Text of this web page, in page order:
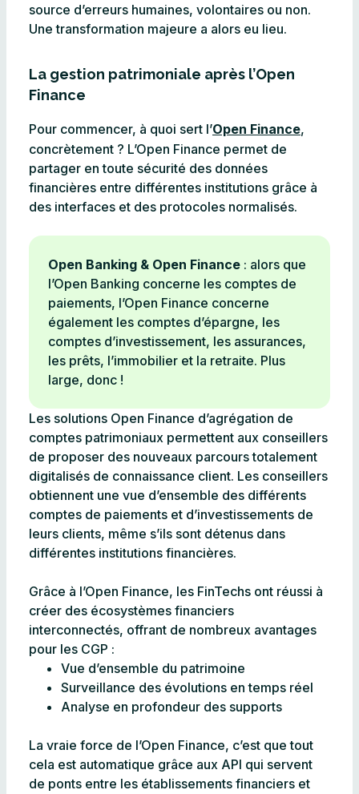
source d’erreurs humaines, volontaires ou non.
Une transformation majeure a alors eu lieu.
La gestion patrimoniale après l’Open
Finance
Pour commencer, à quoi sert l’Open Finance,
concrètement ? L’Open Finance permet de
partager en toute sécurité des données
financières entre différentes institutions grâce à
des interfaces et des protocoles normalisés.
Open Banking & Open Finance : alors que
l’Open Banking concerne les comptes de
paiements, l’Open Finance concerne
également les comptes d’épargne, les
comptes d’investissement, les assurances,
les prêts, l’immobilier et la retraite. Plus
large, donc !
Les solutions Open Finance d’agrégation de
comptes patrimoniaux permettent aux conseillers
de proposer des nouveaux parcours totalement
digitalisés de connaissance client. Les conseillers
obtiennent une vue d’ensemble des différents
comptes de paiements et d’investissements de
leurs clients, même s’ils sont détenus dans
différentes institutions financières.
Grâce à l’Open Finance, les FinTechs ont réussi à
créer des écosystèmes financiers
interconnectés, offrant de nombreux avantages
pour les CGP :
Vue d’ensemble du patrimoine
Surveillance des évolutions en temps réel
Analyse en profondeur des supports
La vraie force de l’Open Finance, c’est que tout
cela est automatique grâce aux API qui servent
de ponts entre les établissements financiers et